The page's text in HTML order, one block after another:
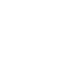
Licence en
Université de